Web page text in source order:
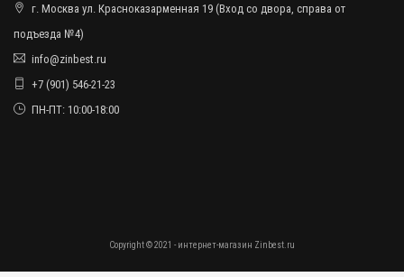
г. Москва ул. Красноказарменная 19 (Вход со двора, справа от
подъезда №4)
info@zinbest.ru
+7 (901) 546-21-23
ПН-ПТ: 10:00-18:00
Copyright © 2021 - интернет-магазин Zinbest.ru